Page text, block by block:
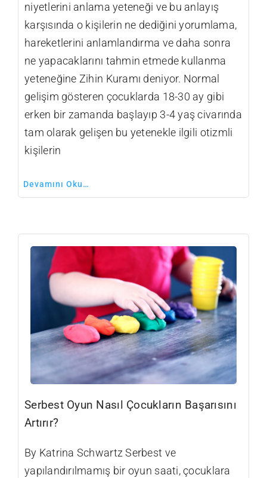
niyetlerini anlama yeteneği ve bu anlayış
karşısında o kişilerin ne dediğini yorumlama,
hareketlerini anlamlandırma ve daha sonra
ne yapacaklarını tahmin etmede kullanma
yeteneğine Zihin Kuramı deniyor. Normal
gelişim gösteren çocuklarda 18-30 ay gibi
erken bir zamanda başlayıp 3-4 yaş civarında
tam olarak gelişen bu yetenekle ilgili otizmli
kişilerin
Devamını Oku…
Serbest Oyun Nasıl Çocukların Başarısını
Artırır?
By Katrina Schwartz Serbest ve
yapılandırılmamış bir oyun saati, çocuklara